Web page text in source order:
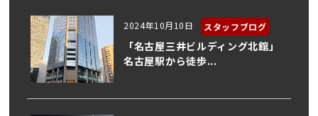
2024年10月10日 スタッフブログ
「名古屋三井ビルディング北館」
名古屋駅から徒歩...